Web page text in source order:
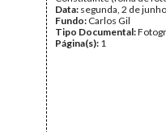
Data: segunda, 2 de
Fundo: Carlos Gil
Tipo Documental:
Página(s): 1